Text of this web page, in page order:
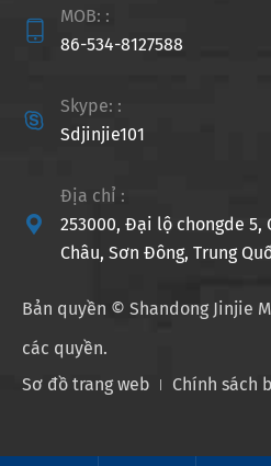

MOB: :
86-534-8127588

Skype: :
Sdjinjie101

Địa chỉ :
253000, Đại lộ chongde
Châu, Sơn Đông, Trung
Bản quyền © Shandong Jinjie
các quyền.
Sơ đồ trang web
Chính sách